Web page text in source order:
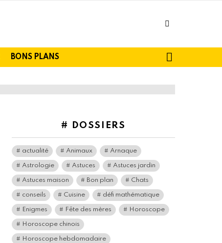
BONS PLANS
# DOSSIERS
actualité Animaux Arnaque
Astrologie Astuces Astuces jardin
Astuces maison Bon plan Chats
conseils Cuisine défi mathématique
Enigmes Fête des mères Horoscope
Horoscope chinois
Horoscope hebdomadaire